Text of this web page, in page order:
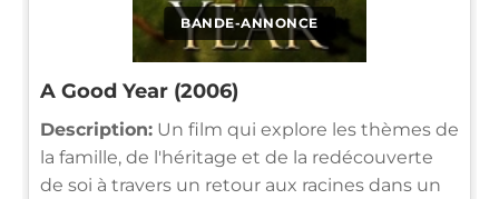
BANDE-ANNONCE
A Good Year (2006)
Description: Un film qui explore les thèmes de
la famille, de l'héritage et de la redécouverte
de soi à travers un retour aux racines dans un